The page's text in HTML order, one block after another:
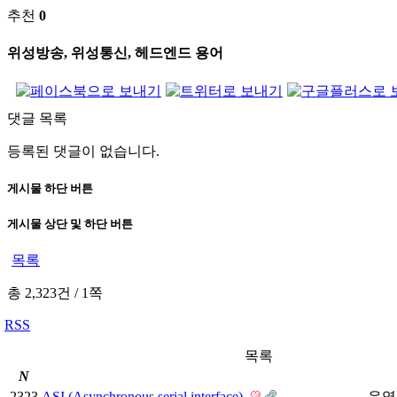
추천 0
위성방송, 위성통신, 헤드엔드 용어
댓글 목록
등록된 댓글이 없습니다.
게시물 하단 버튼
게시물 상단 및 하단 버튼
목록
총 2,323건 /1쪽
RSS
목록
N